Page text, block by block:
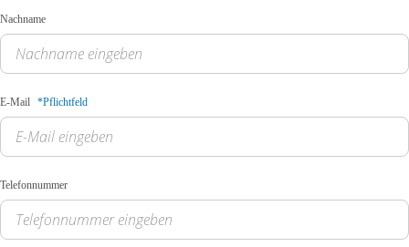
Nachname
E-Mail *Pflichtfeld
Telefonnummer